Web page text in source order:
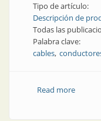
Tipo de artículo:
Descripción de
Todas las
Palabra clave:
cables
Read moreabout